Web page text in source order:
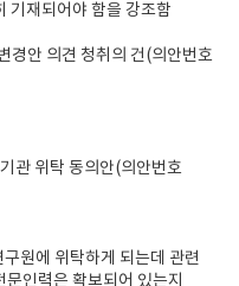
기재되어야 함을 강조함
경안 의견 청취의 건(의안번호
관 위탁 동의안(의안번호
원에 위탁하게 되는데 관련
인력은 확보되어 있는지